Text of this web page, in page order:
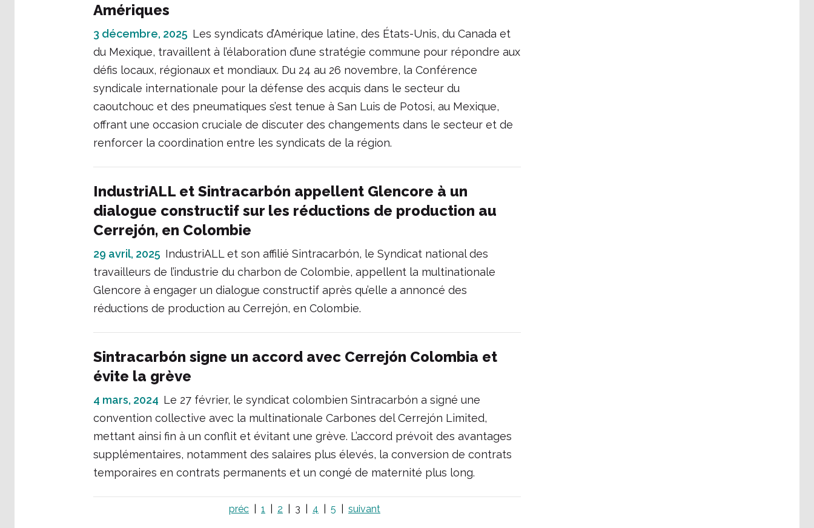
Amériques
3 décembre, 2025 Les syndicats d’Amérique latine, des États-Unis, du Canada et
du Mexique, travaillent à l’élaboration d’une stratégie commune pour répondre aux
défis locaux, régionaux et mondiaux. Du 24 au 26 novembre, la Conférence
syndicale internationale pour la défense des acquis dans le secteur du
caoutchouc et des pneumatiques s’est tenue à San Luis de Potosi, au Mexique,
offrant une occasion cruciale de discuter des changements dans le secteur et de
renforcer la coordination entre les syndicats de la région.
IndustriALL et Sintracarbón appellent Glencore à un
dialogue constructif sur les réductions de production au
Cerrejón, en Colombie
29 avril, 2025 IndustriALL et son affilié Sintracarbón, le Syndicat national des
travailleurs de l’industrie du charbon de Colombie, appellent la multinationale
Glencore à engager un dialogue constructif après qu’elle a annoncé des
réductions de production au Cerrejón, en Colombie.
Sintracarbón signe un accord avec Cerrejón Colombia et
évite la grève
4 mars, 2024 Le 27 février, le syndicat colombien Sintracarbón a signé une
convention collective avec la multinationale Carbones del Cerrejón Limited,
mettant ainsi fin à un conflit et évitant une grève. L’accord prévoit des avantages
supplémentaires, notamment des salaires plus élevés, la conversion de contrats
temporaires en contrats permanents et un congé de maternité plus long.
préc 1 2 3 4 5 suivant